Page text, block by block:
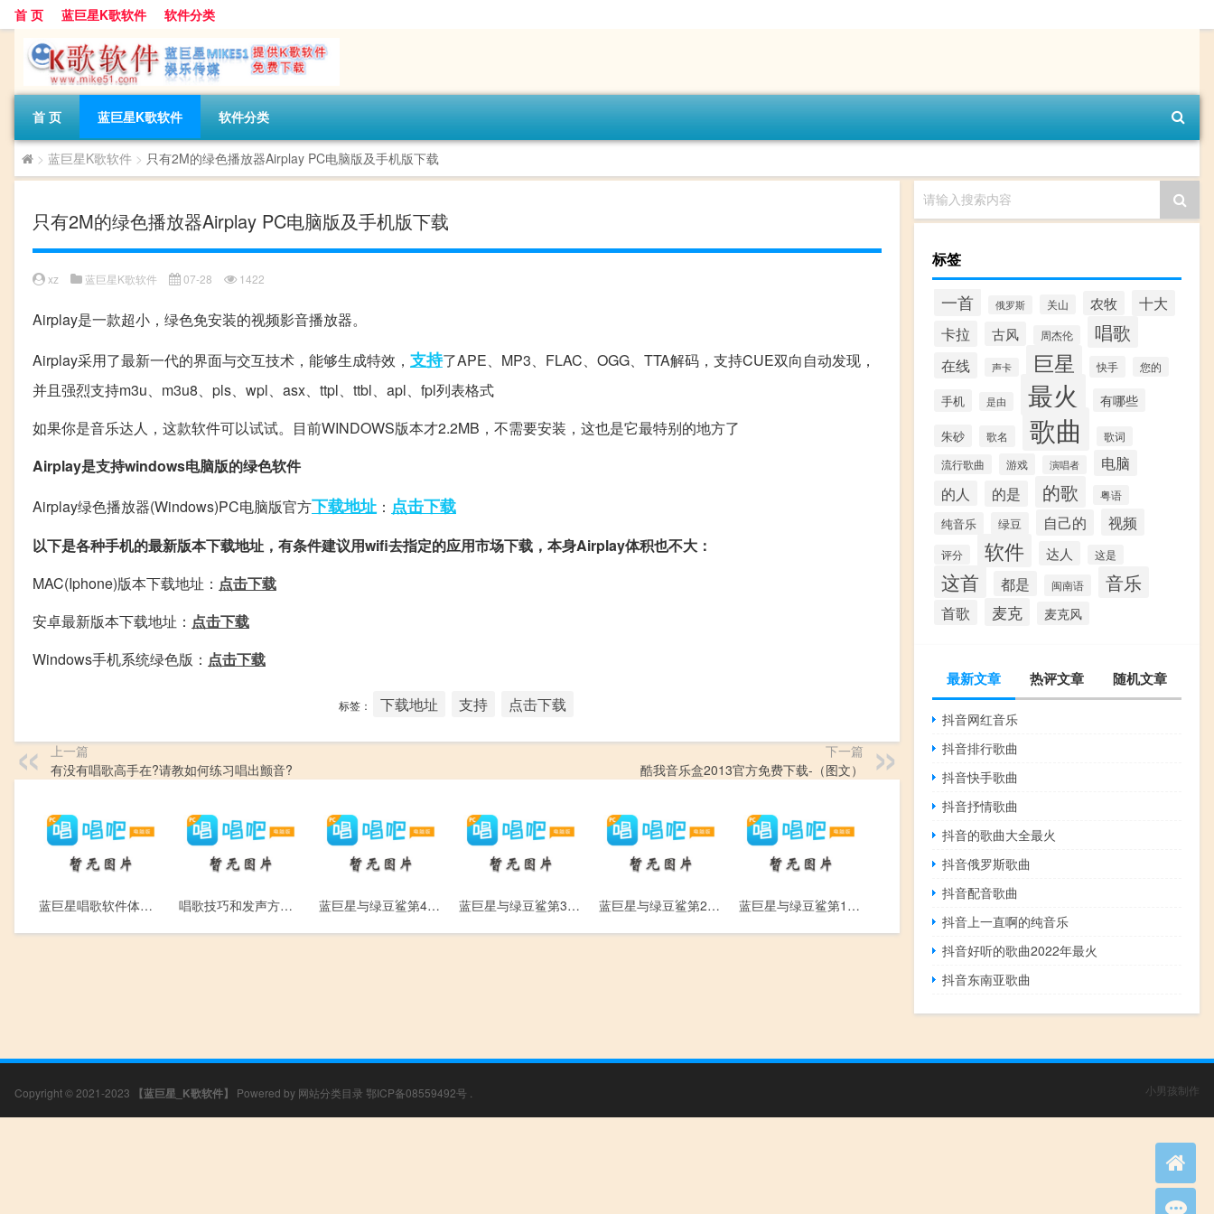
首 页 蓝巨星K歌软件 软件分类
首 页 蓝巨星K歌软件 软件分类
> 蓝巨星K歌软件 > 只有2M的绿色播放器Airplay PC电脑版及手机版下载
只有2M的绿色播放器Airplay PC电脑版及手机版下载
xz 蓝巨星K歌软件 07-28 1422
Airplay是一款超小，绿色免安装的视频影音播放器。
Airplay采用了最新一代的界面与交互技术，能够生成特效， 支持了APE、MP3、FLAC、OGG、TTA解码，支持CUE双向自动发现，
并且强烈支持m3u、m3u8、pls、wpl、asx、ttpl、ttbl、apl、fpl列表格式
如果你是音乐达人，这款软件可以试试。目前WINDOWS版本才2.2MB，不需要安装，这也是它最特别的地方了
Airplay是支持windows电脑版的绿色软件
Airplay绿色播放器(Windows)PC电脑版官方下载地址 ： 点击下载
以下是各种手机的最新版本下载地址，有条件建议用wifi去指定的应用市场下载，本身Airplay体积也不大：
MAC(Iphone)版本下载地址： 点击下载
安卓最新版本下载地址： 点击下载
Windows手机系统绿色版： 点击下载
标签： 下载地址 支持 点击下载
上一篇
有没有唱歌高手在?请教如何练习唱出颤音?
下一篇
酷我音乐盒2013官方免费下载-（图文）
蓝巨星唱歌软件体验网上K歌软件“麦霸” 唱歌技巧和发声方法基本篇-跟软件学唱歌 蓝巨星与绿豆鲨第4集-妮妮的力量 蓝巨星与绿豆鲨第3集-抱抱绿豆鲨 蓝巨星与绿豆鲨第2集-绿豆鲨来了(下) 蓝巨星与绿豆鲨第1集 - 绿豆鲨来了(上)
请输入搜索内容
标签
一首 俄罗斯 关山 农牧
十大
卡拉
古风 周杰伦 唱歌
在线 声卡 巨星 快手 您的
手机 是由 最火 有哪些
朱砂 歌名 歌曲
歌词
流行歌曲
游戏 演唱者 电脑
的人 的是 的歌 粤语
纯音乐 绿豆 自己的 视频
评分 软件 达人 这是
这首 都是 闽南语 音乐
首歌 麦克 麦克风
最新文章 热评文章 随机文章
抖音网红音乐
抖音排行歌曲
抖音快手歌曲
抖音抒情歌曲
抖音的歌曲大全最火
抖音俄罗斯歌曲
抖音配音歌曲
抖音上一直啊的纯音乐
抖音好听的歌曲2022年最火
抖音东南亚歌曲
Copyright © 2021-2023 【蓝巨星_K歌软件】 Powered by 网站分类目录 鄂ICP备08559492号 小男孩制作